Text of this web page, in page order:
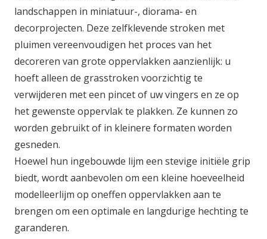
landschappen in miniatuur-, diorama- en
decorprojecten. Deze zelfklevende stroken met
pluimen vereenvoudigen het proces van het
decoreren van grote oppervlakken aanzienlijk: u
hoeft alleen de grasstroken voorzichtig te
verwijderen met een pincet of uw vingers en ze op
het gewenste oppervlak te plakken. Ze kunnen zo
worden gebruikt of in kleinere formaten worden
gesneden.
Hoewel hun ingebouwde lijm een ​​stevige initiële grip
biedt, wordt aanbevolen om een ​​kleine hoeveelheid
modelleerlijm op oneffen oppervlakken aan te
brengen om een ​​optimale en langdurige hechting te
garanderen.